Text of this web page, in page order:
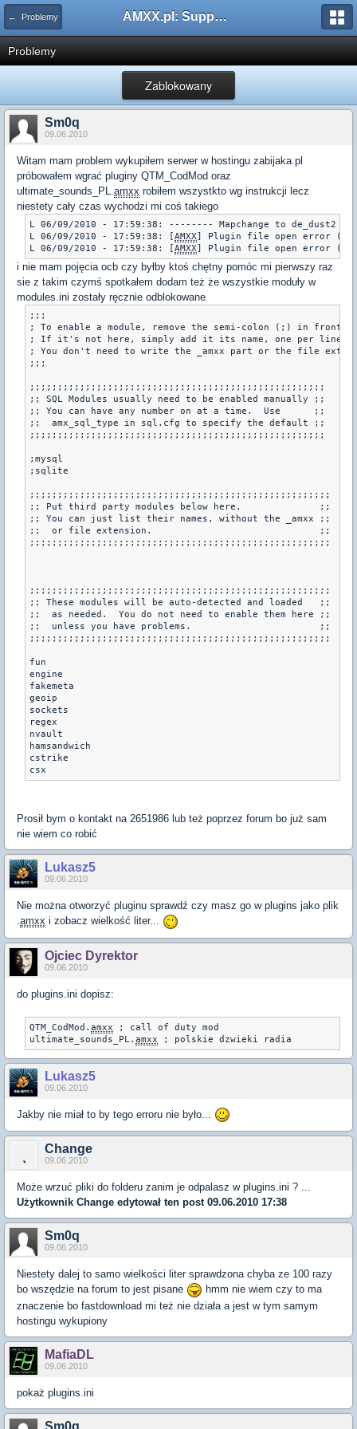
← Problemy AMXX.pl: Support AMX Mod X i SourceMod
Problemy
Zablokowany
Sm0q
09.06.2010
Witam mam problem wykupiłem serwer w hostingu zabijaka.pl
próbowałem wgrać pluginy QTM_CodMod oraz
ultimate_sounds_PL.amxx robiłem wszystkto wg instrukcji lecz
niestety cały czas wychodzi mi coś takiego
L 06/09/2010 - 17:59:38: -------- Mapchange to de_dust2
L 06/09/2010 - 17:59:38: [AMXX] Plugin file open error
L 06/09/2010 - 17:59:38: [AMXX] Plugin file open error
i nie mam pojęcia ocb czy byłby ktoś chętny pomóc mi pierwszy raz
sie z takim czymś spotkałem dodam też że wszystkie moduły w
modules.ini zostały ręcznie odblokowane
;;;
; To enable a module, remove the semi-colon (;) in front
; If it's not here, simply add it its name, one per line.
; You don't need to write the _amxx part or the file
;;;
;;;;;;;;;;;;;;;;;;;;;;;;;;;;;;;;;;;;;;;;;;;;;;;;;;;;;
;; SQL Modules usually need to be enabled manually ;;
;; You can have any number on at a time.  Use      ;;
;;  amx_sql_type in sql.cfg to specify the default ;;
;;;;;;;;;;;;;;;;;;;;;;;;;;;;;;;;;;;;;;;;;;;;;;;;;;;;;
;mysql
;sqlite
;;;;;;;;;;;;;;;;;;;;;;;;;;;;;;;;;;;;;;;;;;;;;;;;;;;;;;
;; Put third party modules below here.              ;;
;; You can just list their names, without the _amxx ;;
;;  or file extension.                              ;;
;;;;;;;;;;;;;;;;;;;;;;;;;;;;;;;;;;;;;;;;;;;;;;;;;;;;;;
;;;;;;;;;;;;;;;;;;;;;;;;;;;;;;;;;;;;;;;;;;;;;;;;;;;;;;
;; These modules will be auto-detected and loaded   ;;
;;  as needed.  You do not need to enable them here ;;
;;  unless you have problems.                       ;;
;;;;;;;;;;;;;;;;;;;;;;;;;;;;;;;;;;;;;;;;;;;;;;;;;;;;;;
fun
engine
fakemeta
geoip
sockets
regex
nvault
hamsandwich
cstrike
csx
Prosił bym o kontakt na 2651986 lub też poprzez forum bo już sam
nie wiem co robić
Lukasz5
09.06.2010
Nie można otworzyć pluginu sprawdź czy masz go w plugins jako plik
.amxx i zobacz wielkość liter...
Ojciec Dyrektor
09.06.2010
do plugins.ini dopisz:
QTM_CodMod. amxx ; call of duty mod
ultimate_sounds_PL. amxx ; polskie dzwieki radia
Lukasz5
09.06.2010
Jakby nie miał to by tego erroru nie było...
Change
09.06.2010
Może wrzuć pliki do folderu zanim je odpalasz w plugins.ini ? ...
Użytkownik Change edytował ten post 09.06.2010 17:38
Sm0q
09.06.2010
Niestety dalej to samo wielkości liter sprawdzona chyba ze 100 razy
bo wszędzie na forum to jest pisane
hmm nie wiem czy to ma
znaczenie bo fastdownload mi też nie działa a jest w tym samym
hostingu wykupiony
MafiaDL
09.06.2010
pokaż plugins.ini
Sm0q